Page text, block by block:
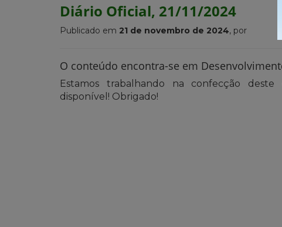
Diário Oficial, 21/11/2024
Publicado em 21 de novembro de 2024, por
O conteúdo encontra-se em
Estamos trabalhando na confecção
disponível! Obrigado!